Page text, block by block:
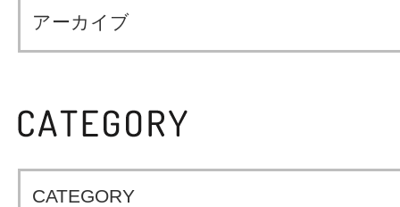
アーカイブ
CATEGORY